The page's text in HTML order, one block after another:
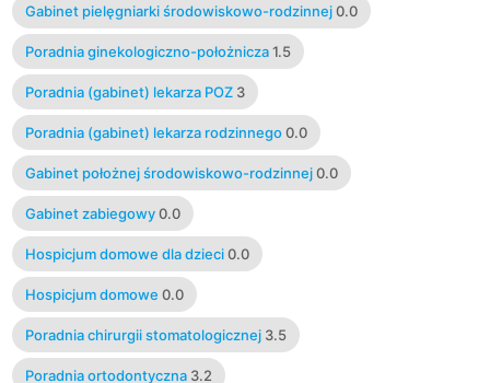
Gabinet pielęgniarki środowiskowo-rodzinnej 0.0
Poradnia ginekologiczno-położnicza 1.5
Poradnia (gabinet) lekarza POZ 3
Poradnia (gabinet) lekarza rodzinnego 0.0
Gabinet położnej środowiskowo-rodzinnej 0.0
Gabinet zabiegowy 0.0
Hospicjum domowe dla dzieci 0.0
Hospicjum domowe 0.0
Poradnia chirurgii stomatologicznej 3.5
Poradnia ortodontyczna 3.2